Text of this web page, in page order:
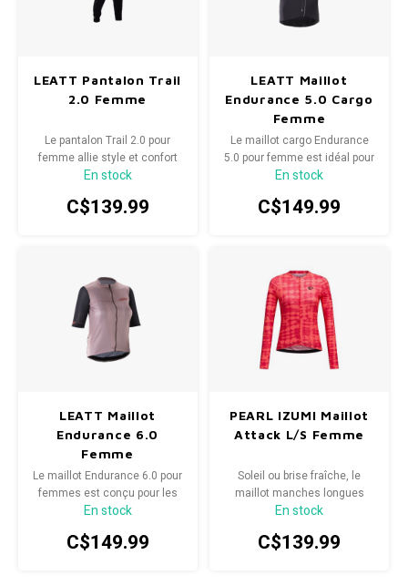
LEATT Pantalon Trail
2.0 Femme
Le pantalon Trail 2.0 pour
femme allie style et confort
pour les sorties VTT
En stock
C$139.99
LEATT Maillot
Endurance 5.0 Cargo
Femme
Le maillot cargo Endurance
5.0 pour femme est idéal pour
les longues sorties à vélo,
rangement suffisant pour une
En stock
C$149.99
LEATT Maillot
Endurance 6.0
Femme
Le maillot Endurance 6.0 pour
femmes est conçu pour les
cyclistes XC et gravel
vitesse, confort et
En stock
C$149.99
PEARL IZUMI Maillot
Attack L/S Femme
Soleil ou brise fraîche, le
maillot manches longues
Attack pour femme vous
vos sorties.
En stock
C$139.99